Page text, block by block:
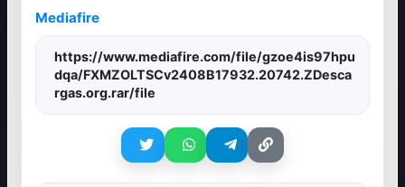
Mediafire
https://www.mediafire.com/file/gzoe4is97hpu
dqa/FXMZOLTSCv2408B17932.20742.ZDesca
rgas.org.rar/file